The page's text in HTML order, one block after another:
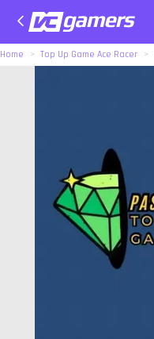
Home Top Up Game Ace Racer